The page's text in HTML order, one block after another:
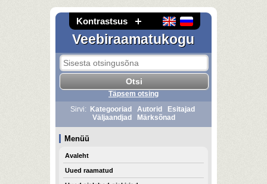
Kontrastsus
Veebiraamatukogu
Täpsem otsing
Sirvi:
Kategooriad Autorid
Esitajad
Väljaandjad
Märksõnad
Menüü
Avaleht
Uued raamatud